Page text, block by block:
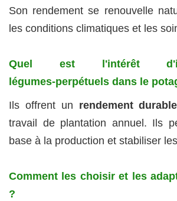
Son rendement se renouvelle
les conditions climatiques et les
Quel est l'intérêt
légumes‑perpétuels dans le
Ils offrent un rendement durable
travail de plantation annuel. Ils
base à la production et stabiliser
Comment les choisir et les
?